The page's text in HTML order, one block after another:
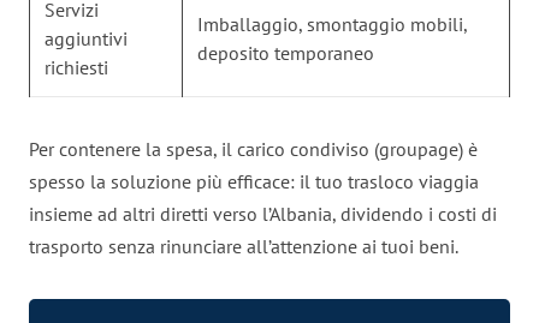
Servizi
aggiuntivi
richiesti
Imballaggio, smontaggio mobili,
deposito temporaneo
Per contenere la spesa, il carico condiviso (groupage) è
spesso la soluzione più efficace: il tuo trasloco viaggia
insieme ad altri diretti verso l’Albania, dividendo i costi di
trasporto senza rinunciare all’attenzione ai tuoi beni.